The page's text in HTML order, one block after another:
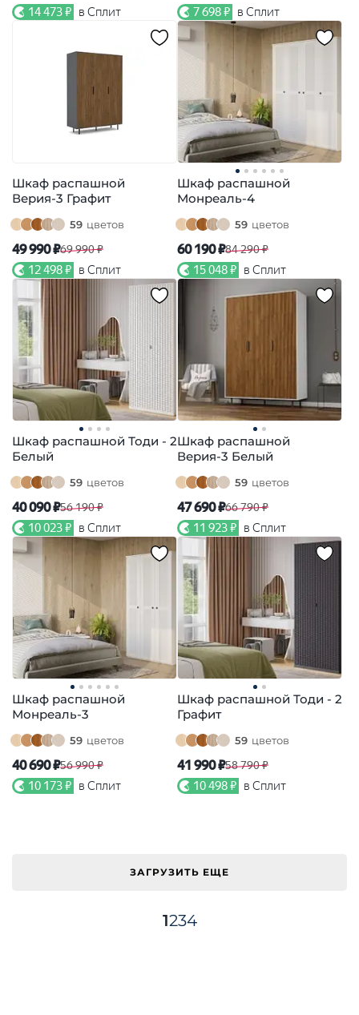
14 473 ₽ в Сплит 7 698 ₽ в Сплит
Шкаф распашной
Верия-3 Графит
59 цветов
49 990 ₽69 990 ₽
12 498 ₽ в Сплит
Шкаф распашной
Монреаль-4
59 цветов
60 190 ₽84 290 ₽
15 048 ₽ в Сплит
Шкаф распашной Тоди - 2
Белый
59 цветов
40 090 ₽56 190 ₽
10 023 ₽ в Сплит
Шкаф распашной
Верия-3 Белый
59 цветов
47 690 ₽66 790 ₽
11 923 ₽ в Сплит
Шкаф распашной
Монреаль-3
59 цветов
40 690 ₽56 990 ₽
10 173 ₽ в Сплит
Шкаф распашной Тоди - 2
Графит
59 цветов
41 990 ₽58 790 ₽
10 498 ₽ в Сплит
ЗАГРУЗИТЬ ЕЩЕ
1234